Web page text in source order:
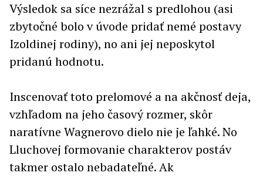
Výsledok sa síce nezrážal s predlohou (asi
zbytočné bolo v úvode pridať nemé postavy
Izoldinej rodiny), no ani jej neposkytol
pridanú hodnotu.
Inscenovať toto prelomové a na akčnosť deja,
vzhľadom na jeho časový rozmer, skôr
naratívne Wagnerovo dielo nie je ľahké. No
Lluchovej formovanie charakterov postáv
takmer ostalo nebadateľné. Ak